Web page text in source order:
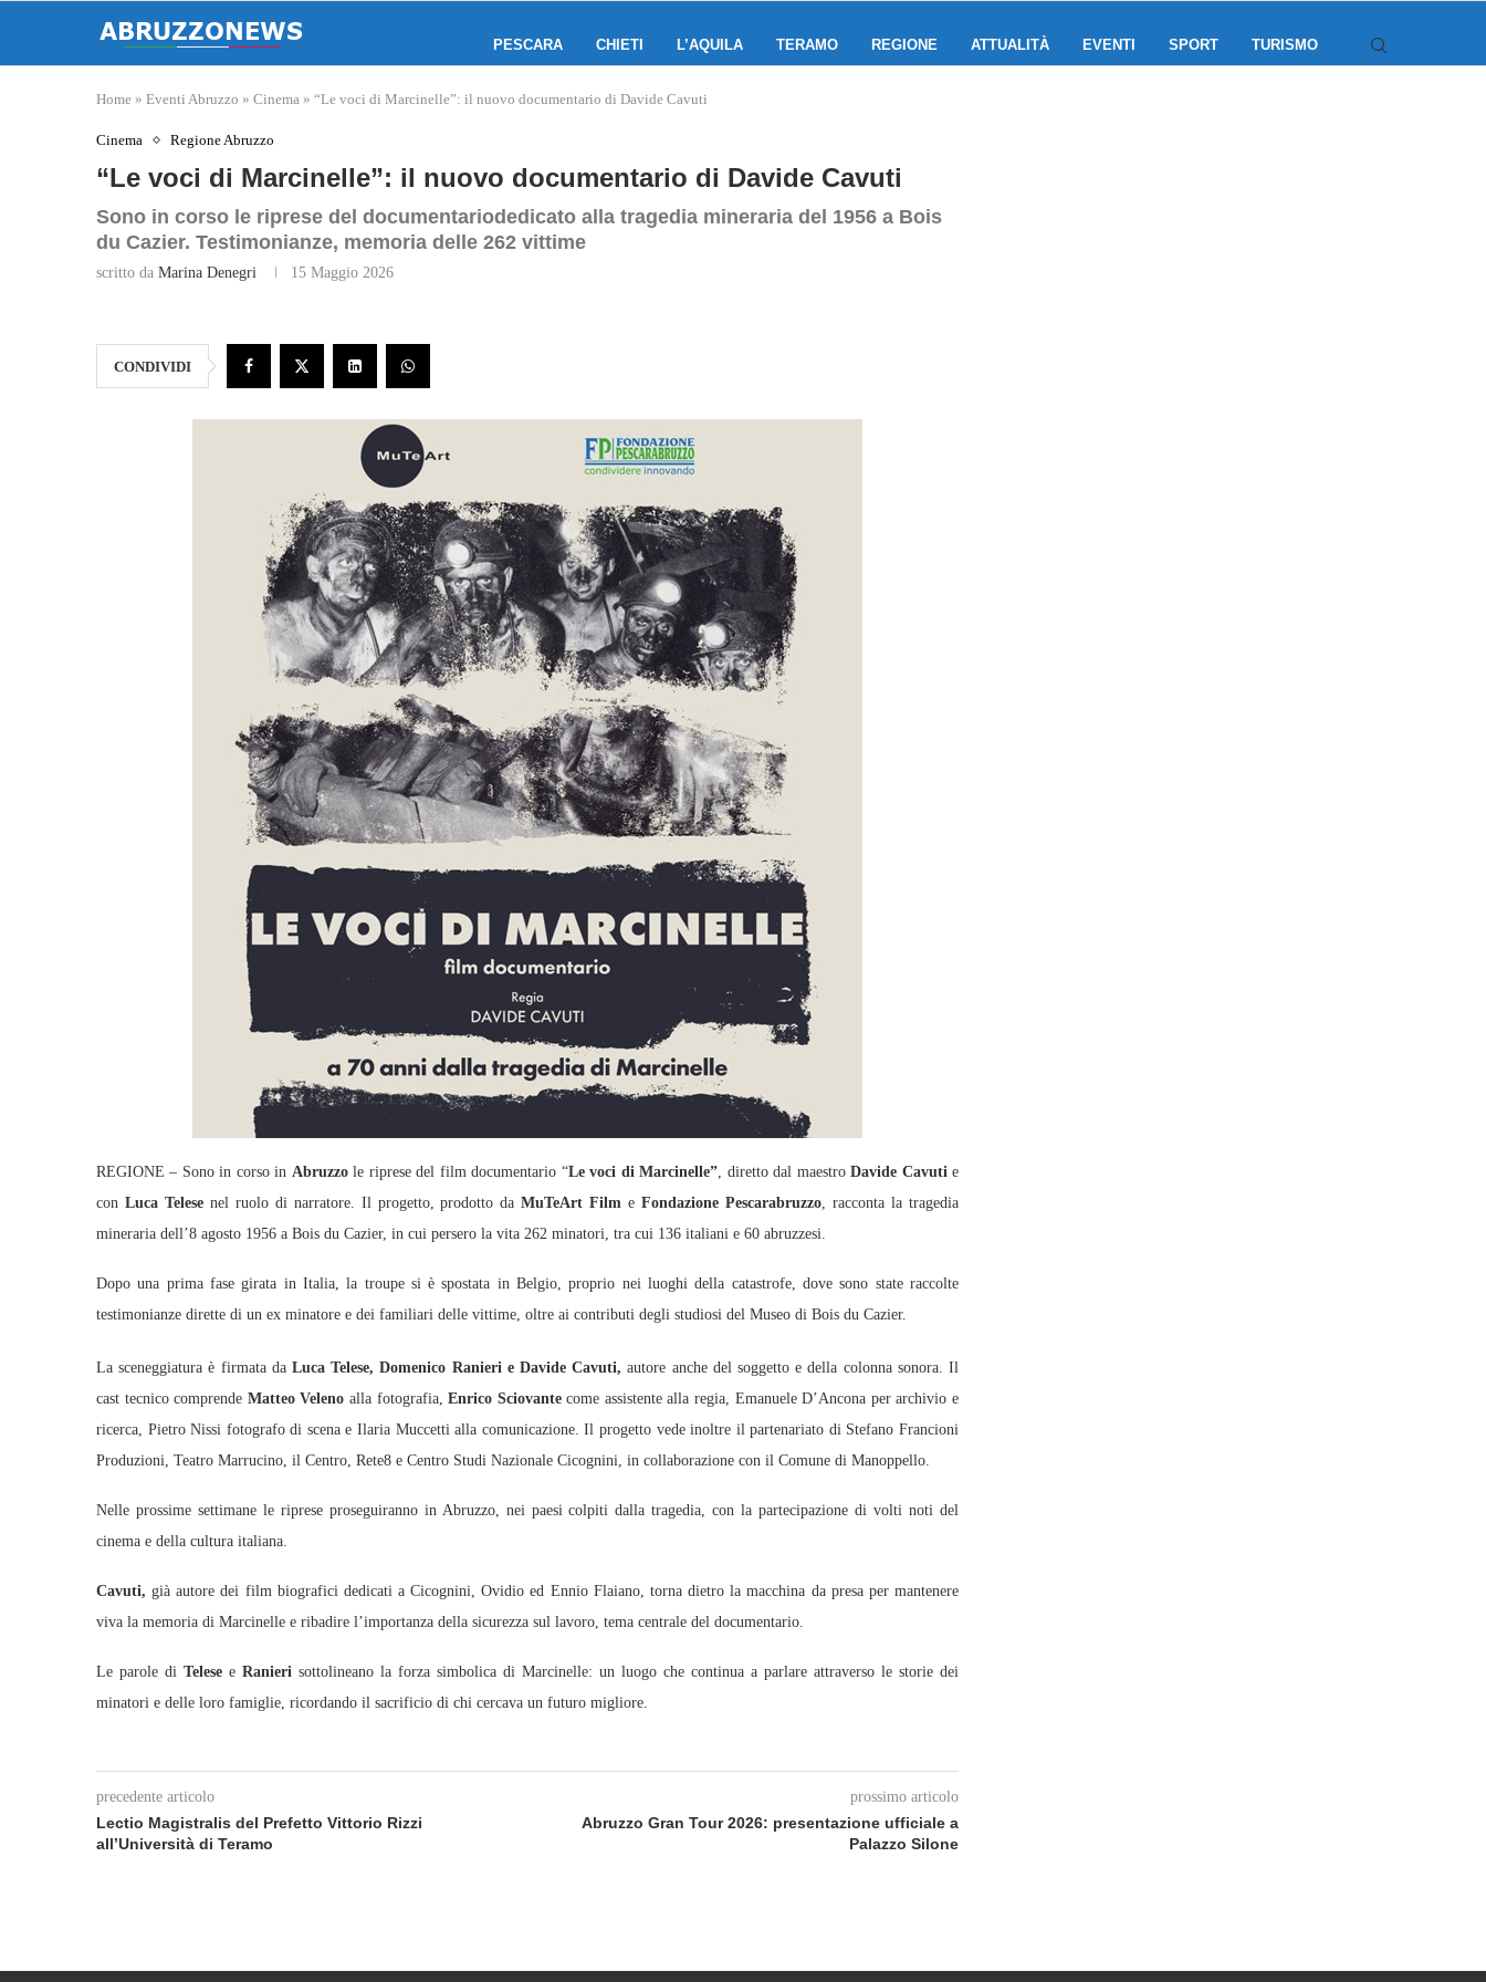
PESCARA CHIETI L’AQUILA TERAMO REGIONE ATTUALITÀ EVENTI SPORT TURISMO
Home » Eventi Abruzzo » Cinema » “Le voci di Marcinelle”: il nuovo documentario di Davide Cavuti
Cinema Regione Abruzzo
“Le voci di Marcinelle”: il nuovo documentario di Davide Cavuti
Sono in corso le riprese del documentariodedicato alla tragedia mineraria del 1956 a Bois
du Cazier. Testimonianze, memoria delle 262 vittime
scritto da Marina Denegri 15 Maggio 2026
CONDIVIDI
REGIONE – Sono in corso in Abruzzole riprese del film documentario “Le voci di Marcinelle”, diretto dal maestroDavide Cavutie
con Luca Telesenel ruolo di narratore. Il progetto, prodotto daMuTeArt Film eFondazione Pescarabruzzo, racconta la tragedia
mineraria dell’8 agosto 1956 a Bois du Cazier, in cui persero la vita 262 minatori, tra cui 136 italiani e 60 abruzzesi.
Dopo una prima fase girata in Italia, la troupe si è spostata in Belgio, proprio nei luoghi della catastrofe, dove sono state raccolte
testimonianze dirette di un ex minatore e dei familiari delle vittime, oltre ai contributi degli studiosi del Museo di Bois du Cazier.
La sceneggiatura è firmata da Luca Telese, Domenico Ranieri e Davide Cavuti, autore anche del soggetto e della colonna sonora. Il
cast tecnico comprende Matteo Veleno alla fotografia, Enrico Sciovantecome assistente alla regia, Emanuele D’Ancona per archivio e
ricerca, Pietro Nissi fotografo di scena e Ilaria Muccetti alla comunicazione. Il progetto vede inoltre il partenariato di Stefano Francioni
Produzioni, Teatro Marrucino, il Centro, Rete8 e Centro Studi Nazionale Cicognini, in collaborazione con il Comune di Manoppello.
Nelle prossime settimane le riprese proseguiranno in Abruzzo, nei paesi colpiti dalla tragedia, con la partecipazione di volti noti del
cinema e della cultura italiana.
Cavuti, già autore dei film biografici dedicati a Cicognini, Ovidio ed Ennio Flaiano, torna dietro la macchina da presa per mantenere
viva la memoria di Marcinelle e ribadire l’importanza della sicurezza sul lavoro, tema centrale del documentario.
Le parole di Telese e Ranieri sottolineano la forza simbolica di Marcinelle: un luogo che continua a parlare attraverso le storie dei
minatori e delle loro famiglie, ricordando il sacrificio di chi cercava un futuro migliore.
precedente articolo
Lectio Magistralis del Prefetto Vittorio Rizzi
all’Università di Teramo
prossimo articolo
Abruzzo Gran Tour 2026: presentazione ufficiale a
Palazzo Silone